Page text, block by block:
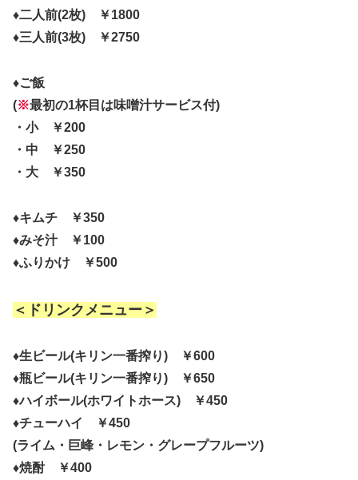
♦二人前(2枚) ￥1800
♦三人前(3枚) ￥2750
♦ご飯
(※最初の1杯目は味噌汁サービス付)
・小 ￥200
・中 ￥250
・大 ￥350
♦キムチ ￥350
♦みそ汁 ￥100
♦ふりかけ ￥500
＜ドリンクメニュー＞
♦生ビール(キリン一番搾り) ￥600
♦瓶ビール(キリン一番搾り) ￥650
♦ハイボール(ホワイトホース) ￥450
♦チューハイ ￥450
(ライム・巨峰・レモン・グレープフルーツ)
♦焼酎 ￥400